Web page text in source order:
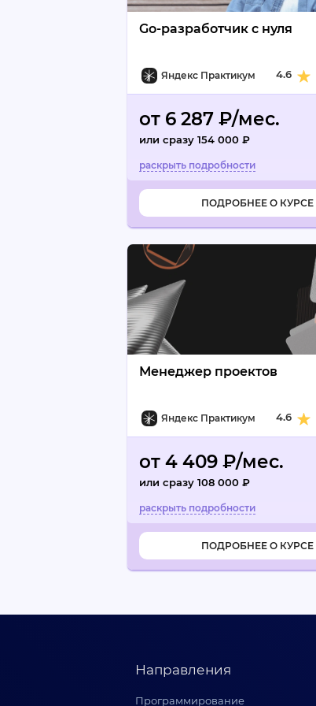
Go-разработчик с нуля
Яндекс Практикум 4.6
от 6 287 ₽/мес.
или сразу 154 000 ₽
ПОДРОБНЕЕ О КУРСЕ
Менеджер проектов
Яндекс Практикум 4.6
от 4 409 ₽/мес.
или сразу 108 000 ₽
ПОДРОБНЕЕ О КУРСЕ
Направления
Программирование